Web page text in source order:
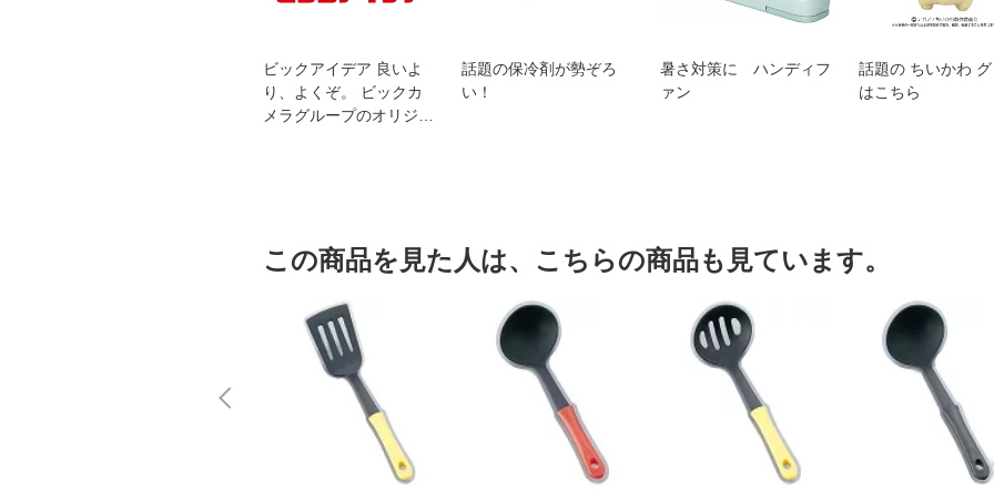
ビックアイデア 良いよ
り、よくぞ。 ビックカ
メラグループのオリジナ
話題の保冷剤が勢ぞろ
い！
暑さ対策に ハンディフ
ァン
話題の ちいかわ
はこちら
この商品を見た人は、こちらの商品も見ています。